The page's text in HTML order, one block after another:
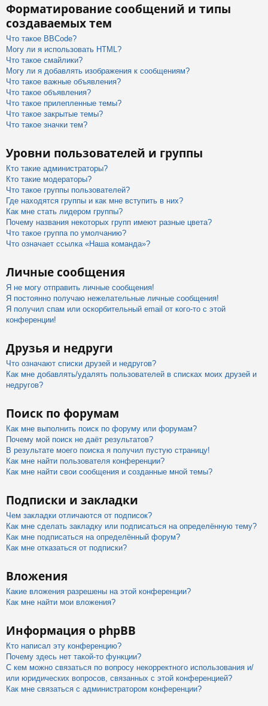
Форматирование сообщений и типы
создаваемых тем
Что такое BBCode?
Могу ли я использовать HTML?
Что такое смайлики?
Могу ли я добавлять изображения к сообщениям?
Что такое важные объявления?
Что такое объявления?
Что такое прилепленные темы?
Что такое закрытые темы?
Что такое значки тем?
Уровни пользователей и группы
Кто такие администраторы?
Кто такие модераторы?
Что такое группы пользователей?
Где находятся группы и как мне вступить в них?
Как мне стать лидером группы?
Почему названия некоторых групп имеют разные цвета?
Что такое группа по умолчанию?
Что означает ссылка «Наша команда»?
Личные сообщения
Я не могу отправить личные сообщения!
Я постоянно получаю нежелательные личные сообщения!
Я получил спам или оскорбительный email от кого-то с этой
конференции!
Друзья и недруги
Что означают списки друзей и недругов?
Как мне добавлять/удалять пользователей в списках моих друзей и
недругов?
Поиск по форумам
Как мне выполнить поиск по форуму или форумам?
Почему мой поиск не даёт результатов?
В результате моего поиска я получил пустую страницу!
Как мне найти пользователя конференции?
Как мне найти свои сообщения и созданные мной темы?
Подписки и закладки
Чем закладки отличаются от подписок?
Как мне сделать закладку или подписаться на определённую тему?
Как мне подписаться на определённый форум?
Как мне отказаться от подписки?
Вложения
Какие вложения разрешены на этой конференции?
Как мне найти мои вложения?
Информация о phpBB
Кто написал эту конференцию?
Почему здесь нет такой-то функции?
С кем можно связаться по вопросу некорректного использования и/
или юридических вопросов, связанных с этой конференцией?
Как мне связаться с администратором конференции?